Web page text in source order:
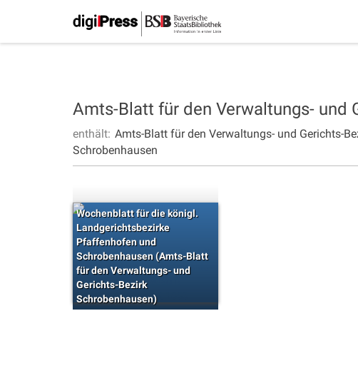
Amts-Blatt für den Verwaltungs- und
enthält: Amts-Blatt für den Verwaltungs- und Gerichts-
Schrobenhausen
Wochenblatt für die königl.
Landgerichtsbezirke
Pfaffenhofen und
Schrobenhausen (Amts-Blatt
für den Verwaltungs- und
Gerichts-Bezirk
Schrobenhausen)